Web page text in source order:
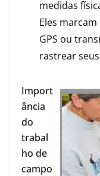
medidas
Eles
GPS ou
rastrear
Import
ância
do
trabal
ho de
campo